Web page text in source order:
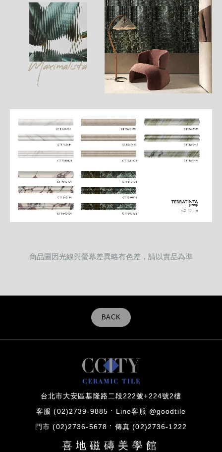
商品圖因光線與螢幕差異略有色差，請以實品為準
BACK
台北市大安區基隆路二段222號+224號2樓
客服 (02)2739-9885 Line客服 @goodtile
門市 (02)2736-5678 傳真 (02)2736-1222
喜地磁磚美學館